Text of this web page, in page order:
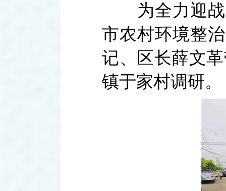
为全力迎战
市农村环境整
记、区长薛文
镇于家村调研。